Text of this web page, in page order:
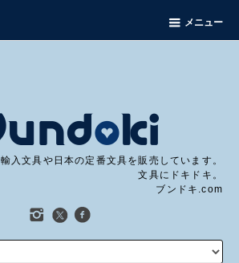
メニュー
輸入文具や日本の定番文具を販売しています。
文具にドキドキ。
ブンドキ.com